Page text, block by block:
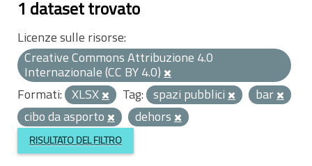
1 dataset trovato
Licenze sulle risorse:
Creative Commons Attribuzione 4.0
Internazionale (CC BY 4.0)
Formati: XLSX Tag: spazi pubblici
bar
cibo da asporto
dehors
RISULTATO DEL FILTRO